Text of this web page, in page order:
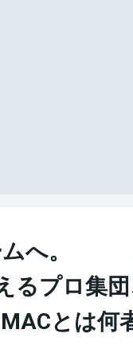
へ。
るプロ集団
とは何